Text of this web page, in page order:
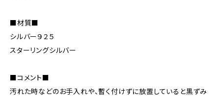
■材質■
シルバー９２５
スターリングシルバー
■コメント■
汚れた時などのお手入れや、暫く付けずに放置していると黒ずみ